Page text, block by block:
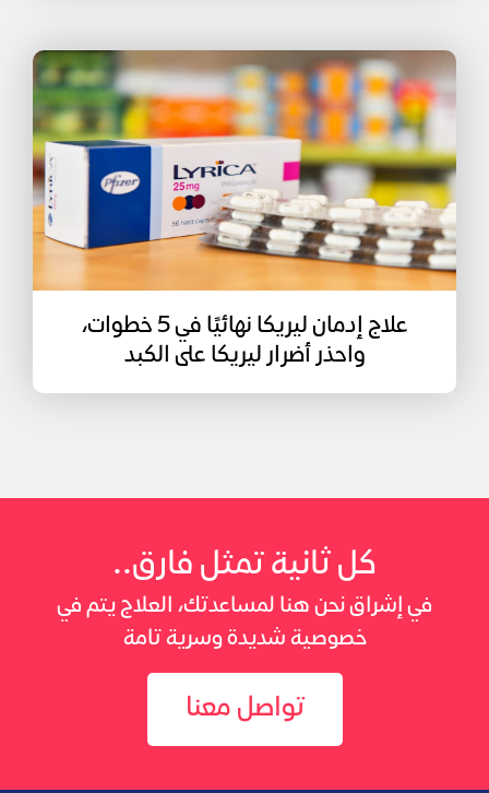
علاج إدمان ليريكا نهائيًا في 5 خطوات،
واحذر أضرار ليريكا على الكبد
كل ثانية تمثل فارق..
في إشراق نحن هنا لمساعدتك، العلاج يتم في
خصوصية شديدة وسرية تامة
تواصل معنا